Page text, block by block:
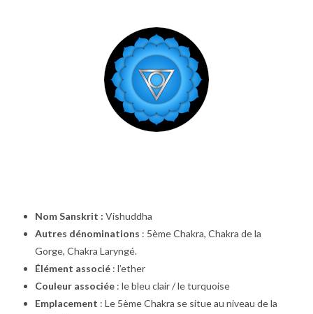
Nom Sanskrit : Vishuddha
Autres dénominations : 5ème Chakra, Chakra de la
Gorge, Chakra Laryngé.
Élément associé : l’ether
Couleur associée : le bleu clair / le turquoise
Emplacement : Le 5ème Chakra se situe au niveau de la